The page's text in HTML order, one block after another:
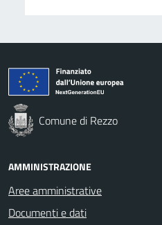
Comune di Rezzo
AMMINISTRAZIONE
Aree amministrative
Documenti e dati